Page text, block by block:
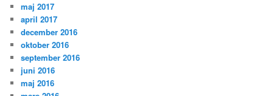
maj 2017
april 2017
december 2016
oktober 2016
september 2016
juni 2016
maj 2016